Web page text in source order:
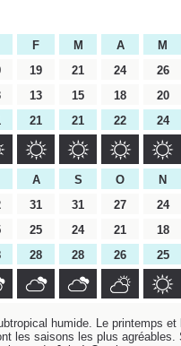
F M A M
19 21 24 26
13 15 18 20
21 21 22 24
A S O N
31 31 27 24
25 24 21 18
28 28 26 25
humide. Le printemps et
les saisons les plus agréables.